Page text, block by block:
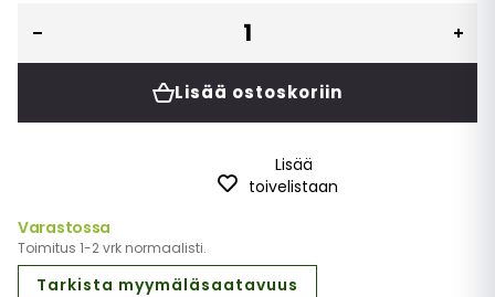
Lisää ostoskoriin
Lisää
toivelistaan
Varastossa
Toimitus 1-2 vrk normaalisti.
Tarkista myymäläsaatavuus